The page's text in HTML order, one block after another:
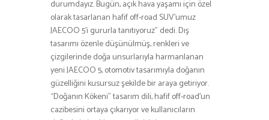
durumdayız. Bugün, açık hava yaşamı için özel
olarak tasarlanan hafif off-road SUV’umuz
JAECOO 5’i gururla tanıtıyoruz” dedi. Dış
tasarımı özenle düşünülmüş, renkleri ve
çizgilerinde doğa unsurlarıyla harmanlanan
yeni JAECOO 5, otomotiv tasarımıyla doğanın
güzelliğini kusursuz şekilde bir araya getiriyor.
“Doğanın Kökeni” tasarım dili, hafif off-road’un
cazibesini ortaya çıkarıyor ve kullanıcıların